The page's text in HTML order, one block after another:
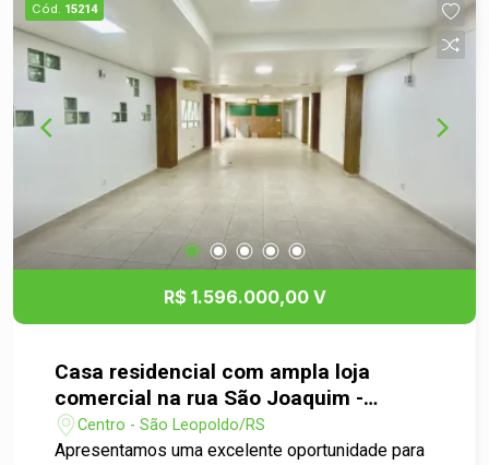
Cód. 15214
R$ 1.596.000,00 V
Casa residencial com ampla loja
comercial na rua São Joaquim -
Oportunidade Imperdível em São
Leopoldo!
Centro - São Leopoldo/RS
Apresentamos uma excelente oportunidade para